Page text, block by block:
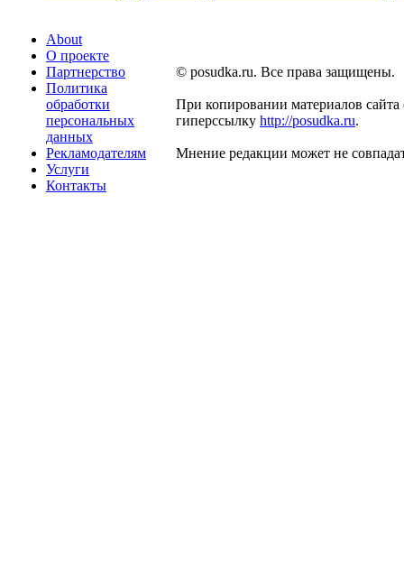
About
О проекте
Партнерство
Политика
обработки
персональных
данных
Рекламодателям
Услуги
Контакты
© posudka.ru. Все права защищены.
При копировании материалов сайта
гиперссылку http://posudka.ru.
Мнение редакции может не